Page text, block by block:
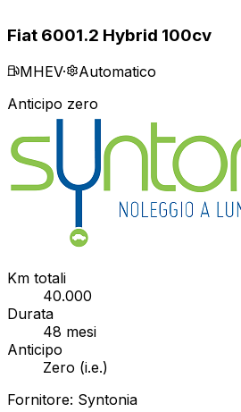
Fiat 6001.2 Hybrid 100cv
MHEV·
Automatico
Anticipo zero
Km totali
40.000
Durata
48 mesi
Anticipo
Zero (i.e.)
Fornitore: Syntonia